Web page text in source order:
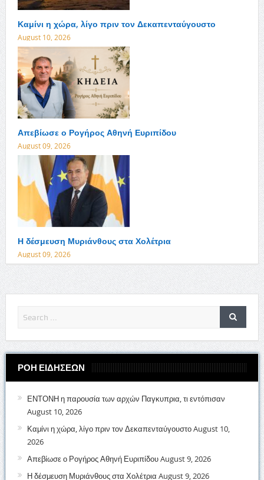
Καμίνι η χώρα, λίγο πριν τον Δεκαπενταύγουστο
August 10, 2026
Απεβίωσε ο Ρογήρος Αθηνή Ευριπίδου
August 09, 2026
Η δέσμευση Μυριάνθους στα Χολέτρια
August 09, 2026
ΡΟΗ ΕΙΔΗΣΕΩΝ
ΕΝΤΟΝΗ η παρουσία των αρχών Παγκυπρια, τι εντόπισαν
August 10, 2026
Καμίνι η χώρα, λίγο πριν τον ΔεκαπενταύγουστοAugust 10,
2026
Απεβίωσε ο Ρογήρος Αθηνή ΕυριπίδουAugust 9, 2026
Η δέσμευση Μυριάνθους στα Χολέτρια August 9, 2026